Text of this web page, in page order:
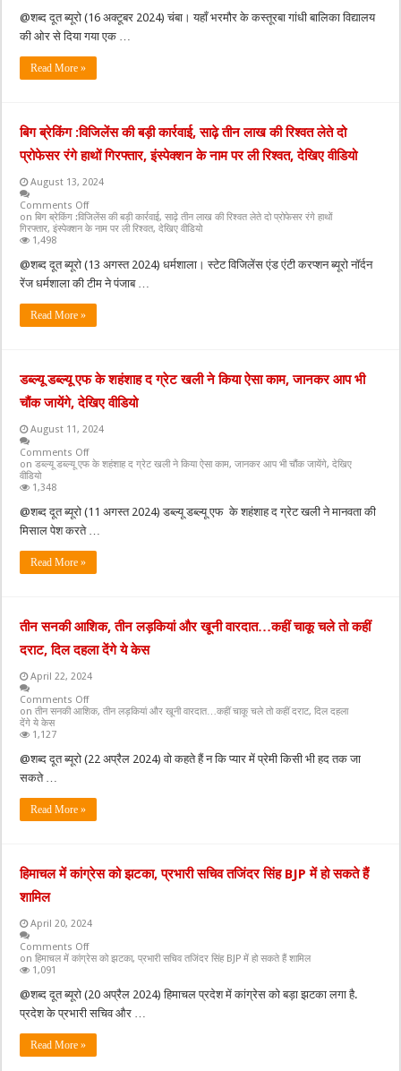
@शब्द दूत ब्यूरो (16 अक्टूबर 2024) चंबा। यहाँ भरमौर के कस्तूरबा गांधी बालिका विद्यालय
की ओर से दिया गया एक …
Read More »
बिग ब्रेकिंग :विजिलेंस की बड़ी कार्रवाई, साढ़े तीन लाख की रिश्वत लेते दो
प्रोफेसर रंगे हाथों गिरफ्तार, इंस्पेक्शन के नाम पर ली रिश्वत, देखिए वीडियो
August 13, 2024
Comments Off
on बिग ब्रेकिंग :विजिलेंस की बड़ी कार्रवाई, साढ़े तीन लाख की रिश्वत लेते दो प्रोफेसर रंगे हाथों
गिरफ्तार, इंस्पेक्शन के नाम पर ली रिश्वत, देखिए वीडियो
1,498
@शब्द दूत ब्यूरो (13 अगस्त 2024) धर्मशाला। स्टेट विजिलेंस एंड एंटी करप्शन ब्यूरो नॉर्दन
रेंज धर्मशाला की टीम ने पंजाब …
Read More »
डब्ल्यू डब्ल्यू एफ के शहंशाह द ग्रेट खली ने किया ऐसा काम, जानकर आप भी
चौंक जायेंगे, देखिए वीडियो
August 11, 2024
Comments Off
on डब्ल्यू डब्ल्यू एफ के शहंशाह द ग्रेट खली ने किया ऐसा काम, जानकर आप भी चौंक जायेंगे, देखिए
वीडियो
1,348
@शब्द दूत ब्यूरो (11 अगस्त 2024) डब्ल्यू डब्ल्यू एफ के शहंशाह द ग्रेट खली ने मानवता की
मिसाल पेश करते …
Read More »
तीन सनकी आशिक, तीन लड़कियां और खूनी वारदात…कहीं चाकू चले तो कहीं
दराट, दिल दहला देंगे ये केस
April 22, 2024
Comments Off
on तीन सनकी आशिक, तीन लड़कियां और खूनी वारदात…कहीं चाकू चले तो कहीं दराट, दिल दहला
देंगे ये केस
1,127
@शब्द दूत ब्यूरो (22 अप्रैल 2024) वो कहते हैं न कि प्यार में प्रेमी किसी भी हद तक जा
सकते …
Read More »
हिमाचल में कांग्रेस को झटका, प्रभारी सचिव तजिंदर सिंह BJP में हो सकते हैं
शामिल
April 20, 2024
Comments Off
on हिमाचल में कांग्रेस को झटका, प्रभारी सचिव तजिंदर सिंह BJP में हो सकते हैं शामिल
1,091
@शब्द दूत ब्यूरो (20 अप्रैल 2024) हिमाचल प्रदेश में कांग्रेस को बड़ा झटका लगा है.
प्रदेश के प्रभारी सचिव और …
Read More »